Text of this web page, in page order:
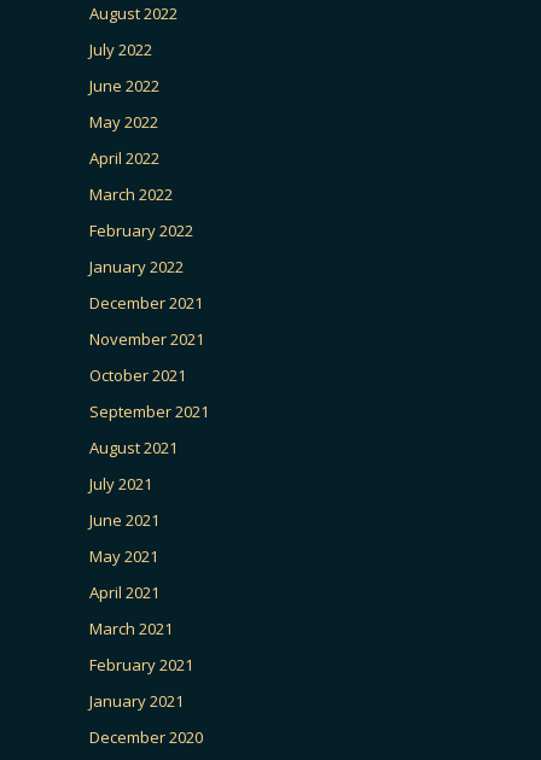
August 2022
July 2022
June 2022
May 2022
April 2022
March 2022
February 2022
January 2022
December 2021
November 2021
October 2021
September 2021
August 2021
July 2021
June 2021
May 2021
April 2021
March 2021
February 2021
January 2021
December 2020